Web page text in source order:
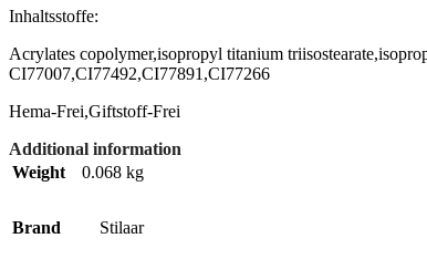
Inhaltsstoffe:
Acrylates copolymer,isopropyl titanium
CI77007,CI77492,CI77891,CI77266
Hema-Frei,Giftstoff-Frei
Additional information
Weight
0.068 kg
Brand Stilaar